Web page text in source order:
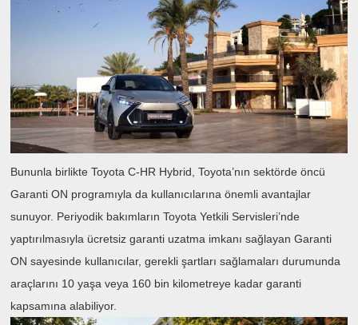
Bununla birlikte Toyota C-HR Hybrid, Toyota’nın sektörde öncü
Garanti ON programıyla da kullanıcılarına önemli avantajlar
sunuyor. Periyodik bakımların Toyota Yetkili Servisleri’nde
yaptırılmasıyla ücretsiz garanti uzatma imkanı sağlayan Garanti
ON sayesinde kullanıcılar, gerekli şartları sağlamaları durumunda
araçlarını 10 yaşa veya 160 bin kilometreye kadar garanti
kapsamına alabiliyor.